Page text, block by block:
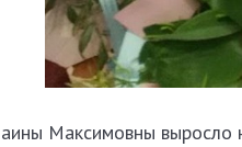
Максимовны выросло